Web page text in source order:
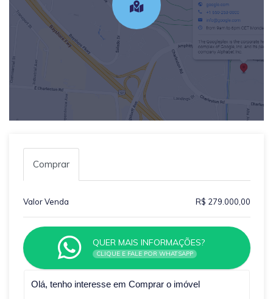
Comprar
Valor Venda R$ 279.000,00
QUER MAIS INFORMAÇÕES?
CLIQUE E FALE POR WHATSAPP